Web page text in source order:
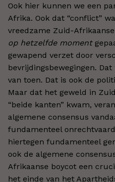
Ook hier kunnen we een
Afrika. Ook dat “conflict”
vreedzame Zuid-
op hetzelfde moment
gewapend verzet door
bevrijdingsbewegingen.
van toen. Dat is ook de
Maar dat het geweld in
“beide kanten” kwam,
algemene consensus
fundamenteel
hiertegen fundamenteel
ook de algemene
Afrikaanse boycot een
het einde van het